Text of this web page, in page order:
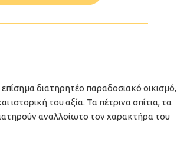
διατηρητέο παραδοσιακό οικισμό,
του αξία. Τα πέτρινα σπίτια, τα
αναλλοίωτο τον χαρακτήρα του